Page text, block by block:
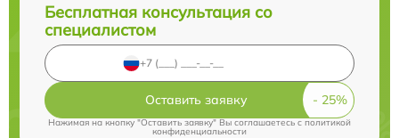
Бесплатная консультация со
специалистом
Оставить заявку
Нажимая на кнопку "Оставить заявку" Вы соглашаетесь cполитикой
конфиденциальности